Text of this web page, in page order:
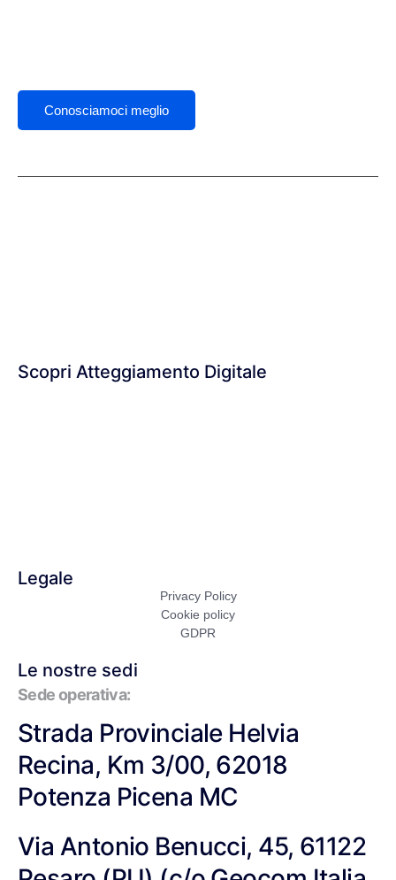
Conosciamoci meglio
Scopri Atteggiamento Digitale
Legale
Privacy Policy
Cookie policy
GDPR
Le nostre sedi
Sede operativa:
Strada Provinciale Helvia
Recina, Km 3/00, 62018
Potenza Picena MC
Via Antonio Benucci, 45, 61122